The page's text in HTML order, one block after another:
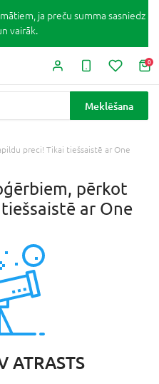
ja preču summa sasniedz
vairāk.
0
Meklēšana
preci! Tikai tiešsaistē ar One
pērkot
ar One
ATRASTS